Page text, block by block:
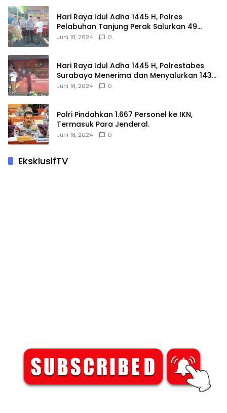
Hari Raya Idul Adha 1445 H, Polres
Pelabuhan Tanjung Perak Salurkan 49
Hewan Korban.
Juni 18, 2024 0
Hari Raya Idul Adha 1445 H, Polrestabes
Surabaya Menerima dan Menyalurkan 143
Hewan Kurban
Juni 18, 2024 0
Polri Pindahkan 1.667 Personel ke IKN,
Termasuk Para Jenderal.
Juni 18, 2024 0
EksklusifTV